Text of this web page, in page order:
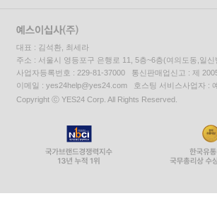
대표 : 김석환, 최세라
주소 : 서울시 영등포구 은행로 11, 5층~6층(여의도동,일신
사업자등록번호 : 229-81-37000 통신판매업신고 : 제
이메일 : yes24help@yes24.com 호스팅 서비스사업자 :
Copyright ⓒ YES24 Corp. All Rights Reserved.